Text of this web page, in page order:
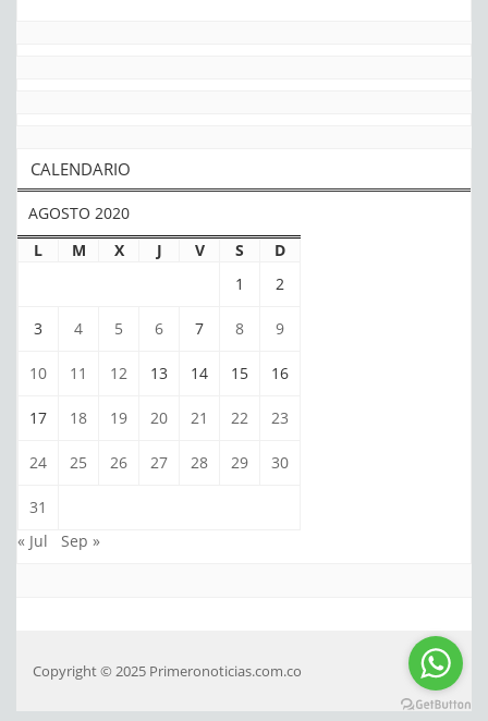
CALENDARIO
AGOSTO 2020
L
M X J V S
D
1
2
3 4 5 6 7 8 9
10 11 12 13 14 15 16
17 18 19 20 21 22 23
24 25 26 27 28 29 30
31
« Jul
Sep »
Copyright © 2025 Primeronoticias.com.co